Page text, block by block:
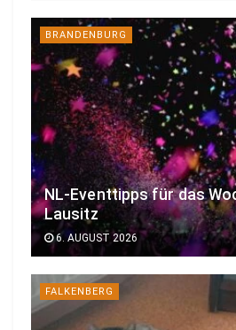
BRANDENBURG
NL-Eventtipps für das
Lausitz
6. AUGUST 2026
FALKENBERG